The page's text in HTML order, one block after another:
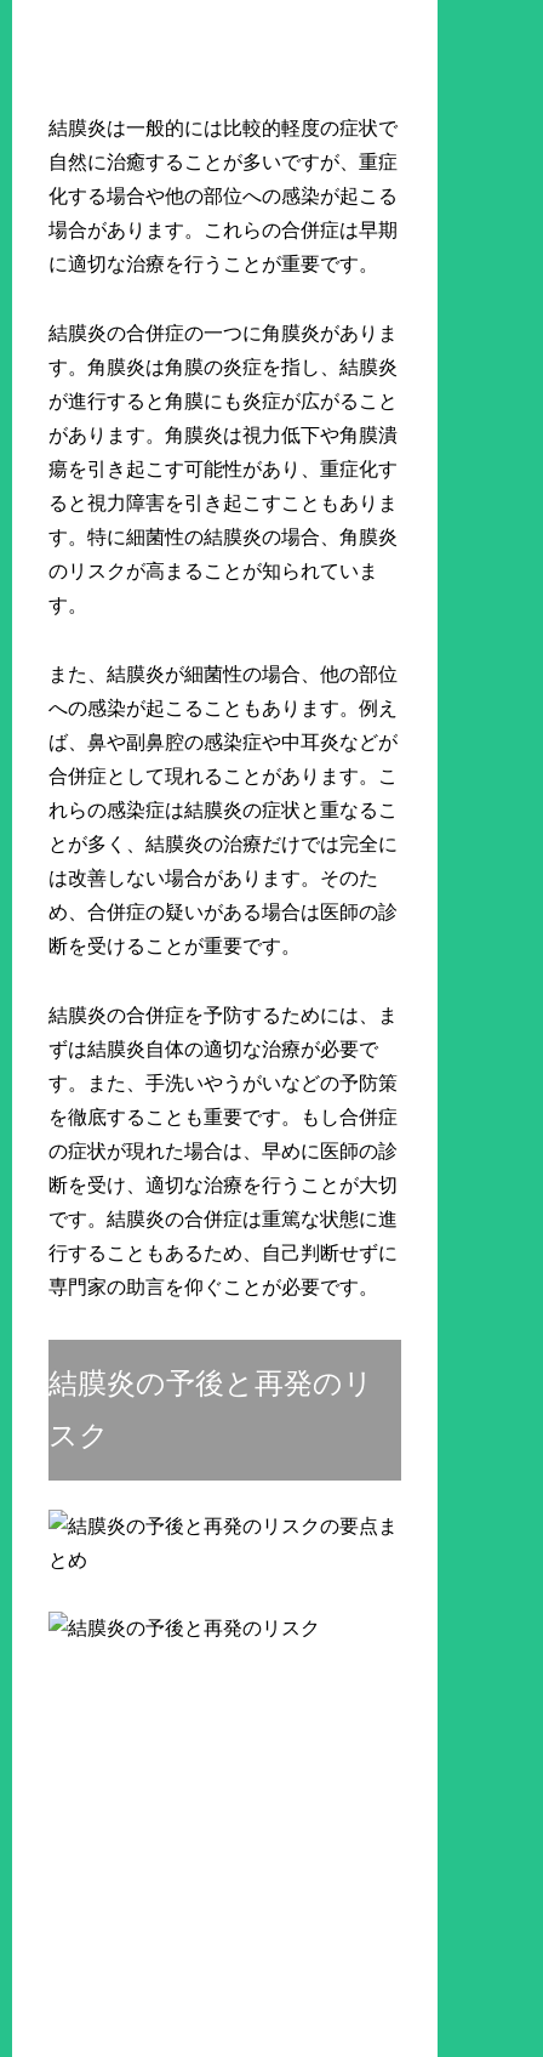
結膜炎は一般的には比較的軽度の症状で
自然に治癒することが多いですが、重症
化する場合や他の部位への感染が起こる
場合があります。これらの合併症は早期
に適切な治療を行うことが重要です。
結膜炎の合併症の一つに角膜炎がありま
す。角膜炎は角膜の炎症を指し、結膜炎
が進行すると角膜にも炎症が広がること
があります。角膜炎は視力低下や角膜潰
瘍を引き起こす可能性があり、重症化す
ると視力障害を引き起こすこともありま
す。特に細菌性の結膜炎の場合、角膜炎
のリスクが高まることが知られていま
す。
また、結膜炎が細菌性の場合、他の部位
への感染が起こることもあります。例え
ば、鼻や副鼻腔の感染症や中耳炎などが
合併症として現れることがあります。こ
れらの感染症は結膜炎の症状と重なるこ
とが多く、結膜炎の治療だけでは完全に
は改善しない場合があります。そのた
め、合併症の疑いがある場合は医師の診
断を受けることが重要です。
結膜炎の合併症を予防するためには、ま
ずは結膜炎自体の適切な治療が必要で
す。また、手洗いやうがいなどの予防策
を徹底することも重要です。もし合併症
の症状が現れた場合は、早めに医師の診
断を受け、適切な治療を行うことが大切
です。結膜炎の合併症は重篤な状態に進
行することもあるため、自己判断せずに
専門家の助言を仰ぐことが必要です。
結膜炎の予後と再発のリ
スク